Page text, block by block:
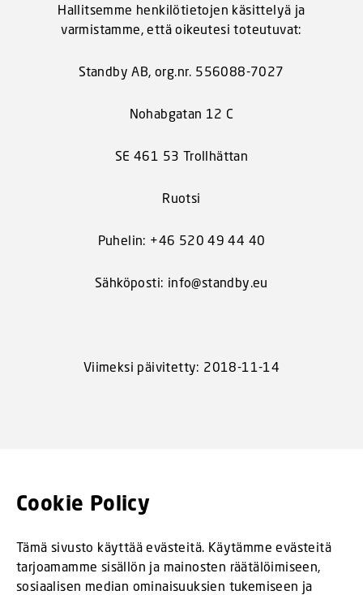
Hallitsemme henkilötietojen käsittelyä ja
varmistamme, että oikeutesi toteutuvat:
Standby AB, org.nr. 556088-7027
Nohabgatan 12 C
SE 461 53 Trollhättan
Ruotsi
Puhelin: +46 520 49 44 40
Sähköposti: info@standby.eu
Viimeksi päivitetty: 2018-11-14
Cookie Policy
Tämä sivusto käyttää evästeitä. Käytämme evästeitä
tarjoamamme sisällön ja mainosten räätälöimiseen,
sosiaalisen median ominaisuuksien tukemiseen ja